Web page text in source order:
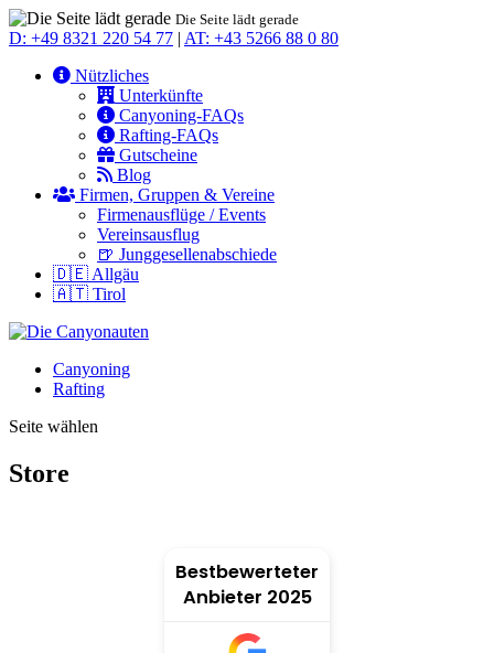
Die Seite lädt gerade
D: +49 8321 220 54 77 | AT: +43 5266 88 0 80
Nützliches
Unterkünfte
Canyoning-FAQs
Rafting-FAQs
Gutscheine
Blog
Firmen, Gruppen & Vereine
Firmenausflüge / Events
Vereinsausflug
🍺 Junggesellenabschiede
🇩🇪 Allgäu
🇦🇹 Tirol
Canyoning
Rafting
Seite wählen
Store
Bestbewerteter
Anbieter 2025